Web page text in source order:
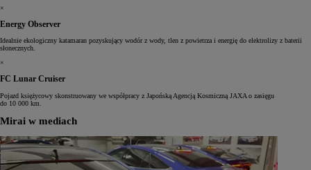
×
Energy Observer
Idealnie ekologiczny katamaran pozyskujący wodór z wody, tlen z powietrza i energię do elektrolizy z baterii
słonecznych.
×
FC Lunar Cruiser
Pojazd księżycowy skonstruowany we współpracy z Japońską Agencją Kosmiczną JAXA o zasięgu
do 10 000 km.
Mirai w mediach